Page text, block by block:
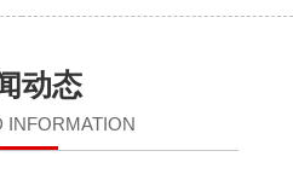
动态
INFORMATION